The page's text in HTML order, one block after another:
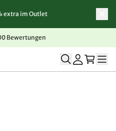
extra im Outlet
Bewertungen